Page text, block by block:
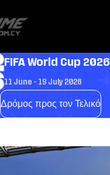
FIFA World Cup 2026
11 June - 19 July 2026
Δρόμος προς τον Τελικό